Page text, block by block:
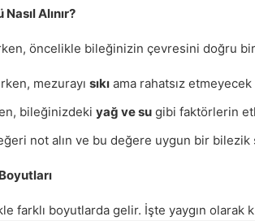
Alınır?
öncelikle bileğinizin çevresini doğru
mezurayı sıkı ama rahatsız etmeyecek
bileğinizdeki yağ ve su gibi faktörlerin
not alın ve bu değere uygun bir bilezik
farklı boyutlarda gelir. İşte yaygın olarak